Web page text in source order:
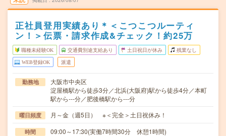
正社員登用実績あり＊＜こつこつルーティ
ン！＞伝票・請求作成&チェック！約25万
職種未経験OK 交通費別途支給あり 土日祝日が休み 残業なし
WEB登録OK 派遣
勤務地
大阪市中央区
淀屋橋駅から徒歩3分／北浜(大阪府)駅から徒歩4分／本町
駅から---分／肥後橋駅から---分
曜日頻度 月～金（週5日） ※＜完全＞土日祝休み！
時間 09:00～17:30(実働7時間30分 休憩1時間)